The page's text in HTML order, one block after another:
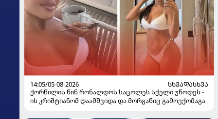
14:05/05-08-2026
ᲡᲮᲕᲐᲓᲐᲡᲮᲕᲐ
ქორწილის წინ რონალდოს საცოლეს სქელი უწოდეს -
ის კრიშტიანომ დაამშვიდა და მორგანიც გამოექომაგა